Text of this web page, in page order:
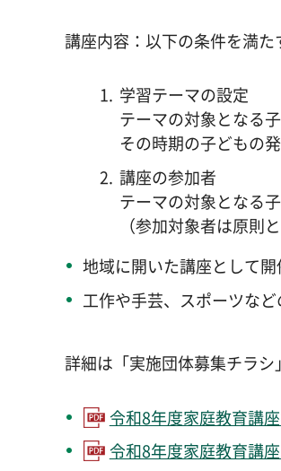
講座内容：以下の条件を満た
学習テーマの設定
テーマの対象となる
その時期の子どもの
講座の参加者
テーマの対象となる
（参加対象者は原則
地域に開いた講座として開
工作や手芸、スポーツなど
詳細は「実施団体募集チラシ
令和8年度家庭教育講
令和8年度家庭教育講